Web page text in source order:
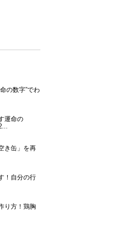
の数字”でわ
運命の
き缶」を再
！自分の行
り方！鶏胸